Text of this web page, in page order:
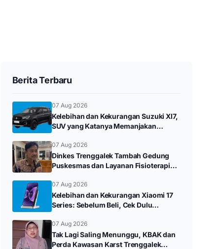
Berita Terbaru
07 Aug 2026
Kelebihan dan Kekurangan Suzuki Xl7,
SUV yang Katanya Memanjakan
07 Aug 2026
Dinkes Trenggalek Tambah Gedung
Puskesmas dan Layanan Fisioterapi
07 Aug 2026
Kelebihan dan Kekurangan Xiaomi 17
Series: Sebelum Beli, Cek Dulu
07 Aug 2026
Tak Lagi Saling Menunggu, KBAK dan
Perda Kawasan Karst Trenggalek